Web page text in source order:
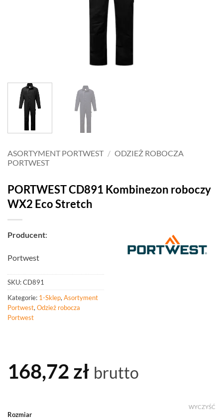
ASORTYMENT PORTWEST / ODZIEŻ ROBOCZA
PORTWEST
PORTWEST CD891 Kombinezon roboczy
WX2 Eco Stretch
Producent:
Portwest
SKU:CD891
Kategorie: 1-Sklep, Asortyment
Portwest, Odzież robocza
Portwest
168,72 zł brutto
Rozmiar
WYCZYŚĆ